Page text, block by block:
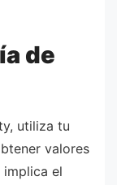
de
utiliza tu
valores
implica el